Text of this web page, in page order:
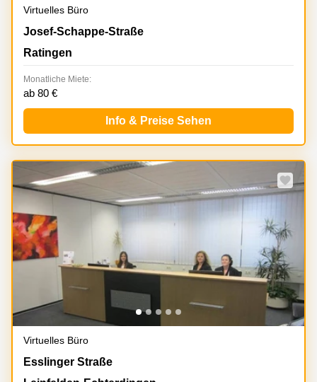
Virtuelles Büro
Josef-Schappe-Straße 21, Ratingen
Josef-Schappe-Straße
Ratingen
Monatliche Miete:
ab 80 €
Info & Preise Sehen
Virtuelles Büro
Esslinger Strasse 7, Leinfelden-Echterdingen
Esslinger Straße